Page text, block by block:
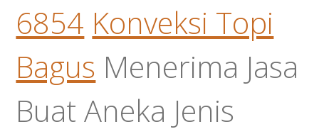
6854 Konveksi Topi
Bagus Menerima Jasa
Buat Aneka Jenis